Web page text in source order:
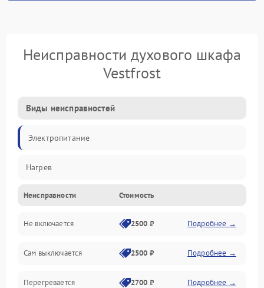
Неисправности духового шкафа
Vestfrost
Виды неисправностей
Электропитание
Нагрев
Неисправности Стоимость
Не включается 2500 ₽ Подробнее →
Сам выключается 2500 ₽ Подробнее →
Перегревается 2700 ₽ Подробнее →